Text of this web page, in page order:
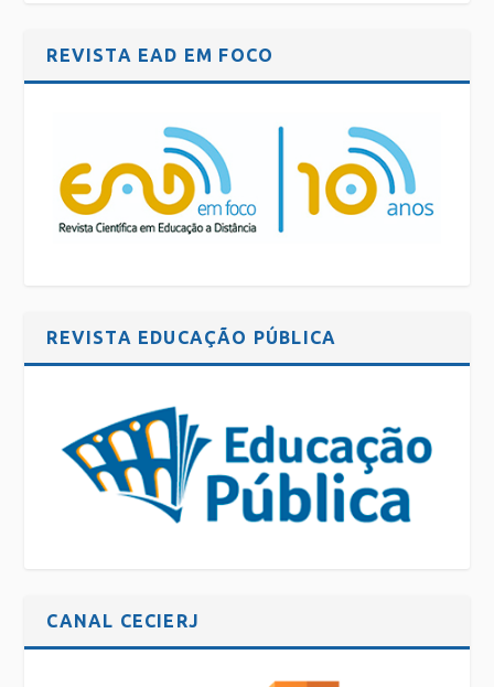
REVISTA EAD EM FOCO
REVISTA EDUCAÇÃO PÚBLICA
CANAL CECIERJ